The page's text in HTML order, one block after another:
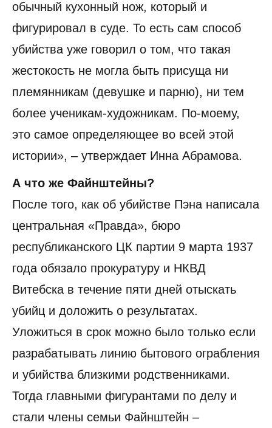
обычный кухонный нож, который и
фигурировал в суде. То есть сам способ
убийства уже говорил о том, что такая
жестокость не могла быть присуща ни
племянникам (девушке и парню), ни тем
более ученикам-художникам. По-моему,
это самое определяющее во всей этой
истории», – утверждает Инна Абрамова.
А что же Файнштейны?
После того, как об убийстве Пэна написала
центральная «Правда», бюро
республиканского ЦК партии 9 марта 1937
года обязало прокуратуру и НКВД
Витебска в течение пяти дней отыскать
убийц и доложить о результатах.
Уложиться в срок можно было только если
разрабатывать линию бытового ограбления
и убийства близкими родственниками.
Тогда главными фигурантами по делу и
стали члены семьи Файнштейн –